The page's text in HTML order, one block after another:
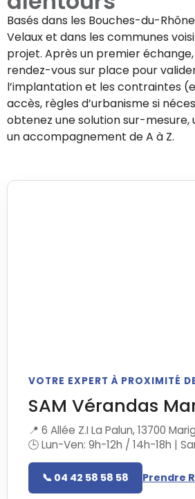
Basés dans les Bouches-du-
Velauxet dans les communes
projet. Après un premier
rendez-vous sur place pour
l’implantation et les contraintes
accès, règles d’urbanisme si
obtenez une solution sur-
un accompagnement de A à Z.
VOTRE EXPERT À PROXIMITÉ
SAM Vérandas
📍 6 Allée Z.I La Palun, 13700
🕒 Lun-Ven: 9h-12h / 14h-18h |
📞 04 42 58 58 58 Prendre